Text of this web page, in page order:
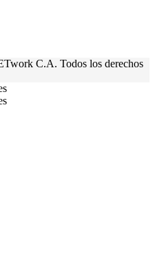
C.A. Todos los derechos